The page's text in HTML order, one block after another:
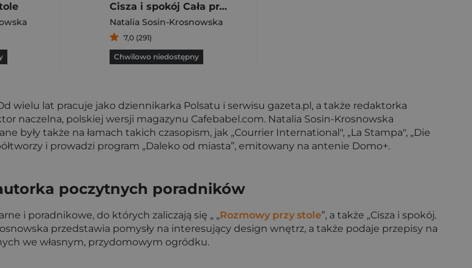
Cisza i spokój Cała prawda o życiu daleko od miasta
Natalia Sosin-Krosnowska
7,0 (291)
Chwilowo niedostępny
wielu lat pracuje jako dziennikarka Polsatu i serwisu gazeta.pl, a także redaktorka
naczelna, polskiej wersji magazynu Cafebabel.com. Natalia Sosin-Krosnowska
były także na łamach takich czasopism, jak „Courrier International", „La Stampa", „Die
i prowadzi program „Daleko od miasta”, emitowany na antenie Domo+.
poczytnych poradników
i poradnikowe, do których zaliczają się „ „Rozmowy przy stole”, a także „Cisza i spokój.
przedstawia pomysły na interesujący design wnętrz, a także podaje przepisy na
we własnym, przydomowym ogródku.